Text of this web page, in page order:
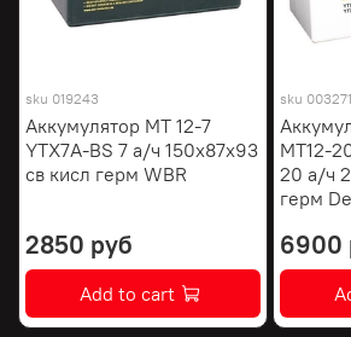
sku 019243
Аккумулятор МТ 12-7
YTX7A-BS 7 а/ч 150х87х93
св кисл герм WBR
2850 руб
Add to cart
sku 003271
МТ12-
20 а/ч
герм
6900